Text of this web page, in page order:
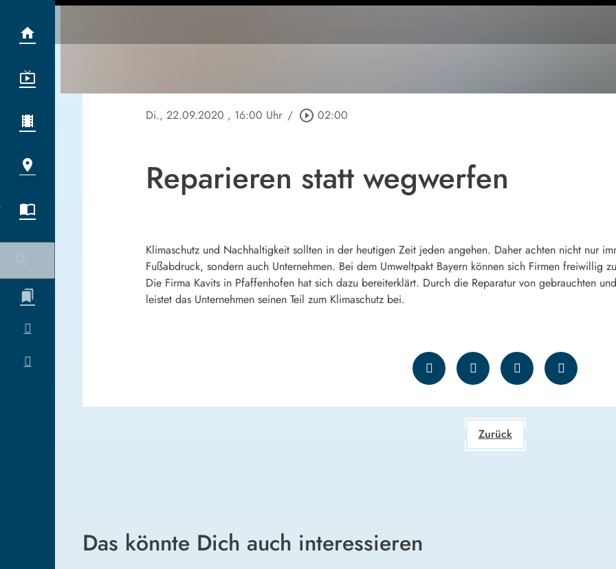
Di., 22.09.2020 , 16:00 Uhr / play_circle_outline 02:00
Reparieren statt wegwerfen
Klimaschutz und Nachhaltigkeit sollten in der heutigen Zeit jeden angehen. Daher achten nicht nur
Fußabdruck, sondern auch Unternehmen. Bei dem Umweltpakt Bayern können sich Firmen freiwillig
Die Firma Kavits in Pfaffenhofen hat sich dazu bereiterklärt. Durch die Reparatur von gebrauchten
leistet das Unternehmen seinen Teil zum Klimaschutz bei.
Zurück
Das könnte Dich auch interessieren